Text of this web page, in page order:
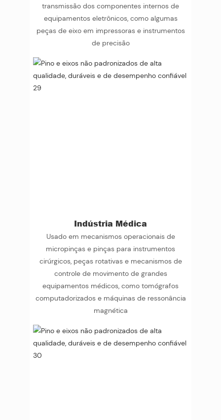
transmissão dos componentes internos de
equipamentos eletrônicos, como algumas
peças de eixo em impressoras e instrumentos
de precisão
Indústria Médica
Usado em mecanismos operacionais de
micropinças e pinças para instrumentos
cirúrgicos, peças rotativas e mecanismos de
controle de movimento de grandes
equipamentos médicos, como tomógrafos
computadorizados e máquinas de ressonância
magnética